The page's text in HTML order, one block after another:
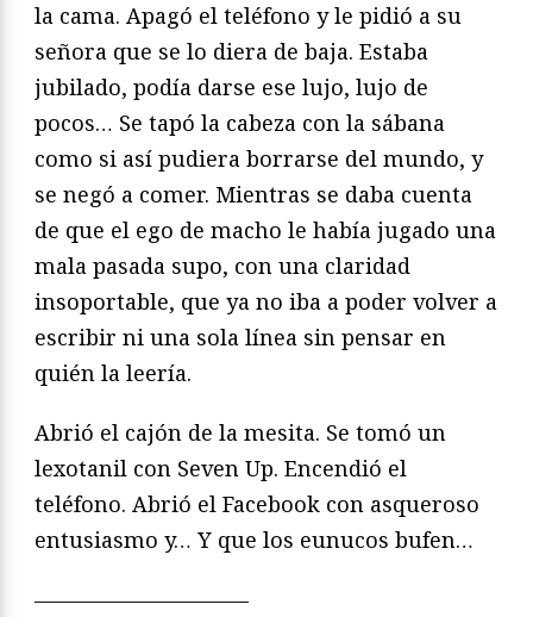
la cama. Apagó el teléfono y le pidió a su
señora que se lo diera de baja. Estaba
jubilado, podía darse ese lujo, lujo de
pocos… Se tapó la cabeza con la sábana
como si así pudiera borrarse del mundo, y
se negó a comer. Mientras se daba cuenta
de que el ego de macho le había jugado una
mala pasada supo, con una claridad
insoportable, que ya no iba a poder volver a
escribir ni una sola línea sin pensar en
quién la leería.
Abrió el cajón de la mesita. Se tomó un
lexotanil con Seven Up. Encendió el
teléfono. Abrió el Facebook con asqueroso
entusiasmo y… Y que los eunucos bufen…
——————————